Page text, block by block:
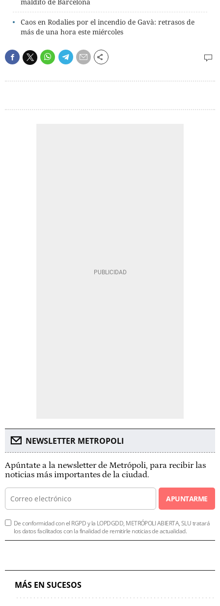
Caos en Rodalies por el incendio de Gavà: retrasos de
más de una hora este miércoles
NEWSLETTER METROPOLI
Apúntate a la newsletter de Metrópoli, para recibir las
noticias más importantes de la ciudad.
APUNTARME
De conformidad con el RGPD y la LOPDGDD, METRÓPOLI ABIERTA, SLU tratará
los datos facilitados con la finalidad de remitirle noticias de actualidad.
MÁS EN SUCESOS